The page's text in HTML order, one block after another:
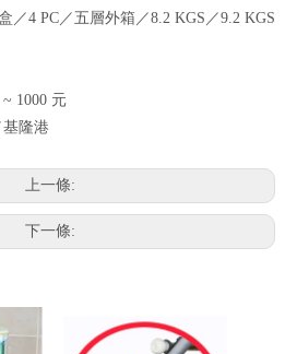
／4 PC／五層外箱／8.2 KGS／9.2 KGS
1000 元
隆港
上一條:
下一條: